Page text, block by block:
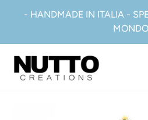
ai
contenuti
- HANDMADE IN ITALIA -
MONDO